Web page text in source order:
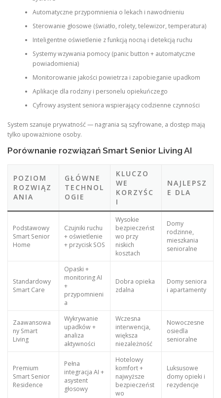
Automatyczne przypomnienia o lekach i nawodnieniu
Sterowanie głosowe (światło, rolety, telewizor, temperatura)
Inteligentne oświetlenie z funkcją nocną i detekcją ruchu
Systemy wzywania pomocy (panic button + automatyczne
powiadomienia)
Monitorowanie jakości powietrza i zapobieganie upadkom
Aplikacje dla rodziny i personelu opiekuńczego
Cyfrowy asystent seniora wspierający codzienne czynności
System szanuje prywatność — nagrania są szyfrowane, a dostęp mają
tylko upoważnione osoby.
Porównanie rozwiązań Smart Senior Living AI
POZIOM
ROZWIĄZ
ANIA
GŁÓWNE
TECHNOL
OGIE
KLUCZO
WE
KORZYŚC
I
NAJLEPSZ
E DLA
Podstawowy
Smart Senior
Home
Czujniki ruchu
+ oświetlenie
+ przycisk SOS
Wysokie
bezpieczeńst
wo przy
niskich
kosztach
Domy
rodzinne,
mieszkania
senioralne
Standardowy
Smart Care
Opaski +
monitoring AI
+
przypomnieni
a
Dobra opieka
zdalna
Domy seniora
i apartamenty
Zaawansowa
ny Smart
Living
Wykrywanie
upadków +
analiza
aktywności
Wczesna
interwencja,
większa
niezależność
Nowoczesne
osiedla
senioralne
Premium
Smart Senior
Residence
Pełna
integracja AI +
asystent
głosowy
Hotelowy
komfort +
najwyższe
bezpieczeńst
wo
Luksusowe
domy opieki i
rezydencje